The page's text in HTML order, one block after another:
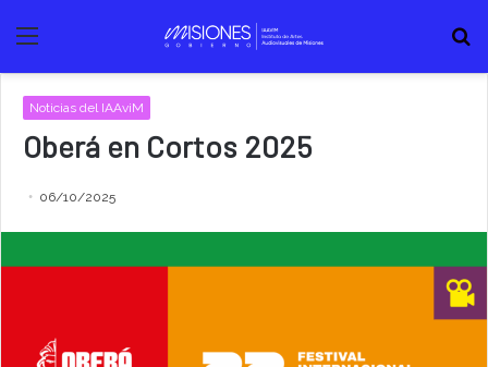
Menú
Noticias del IAAviM
Oberá en Cortos 2025
06/10/2025